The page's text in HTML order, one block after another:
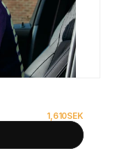
1,610SEK